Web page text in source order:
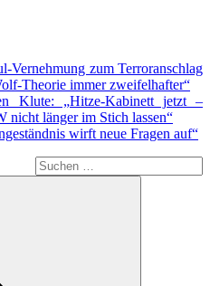
Vernehmung zum Terroranschlag
Theorie immer zweifelhafter“
Klute: „Hitze-Kabinett jetzt –
nicht länger im Stich lassen“
wirft neue Fragen auf“